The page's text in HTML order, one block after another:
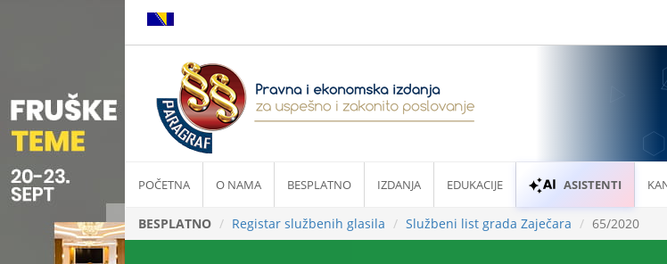
POČETNA O NAMA BESPLATNO IZDANJA EDUKACIJE ASISTENTI
BESPLATNO Registar službenih glasila Službeni list grada Zaječara 65/2020